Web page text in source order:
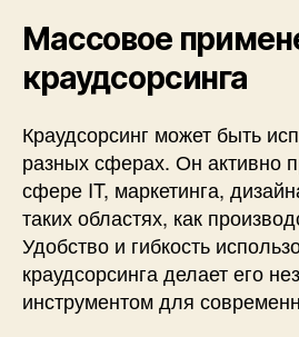
Массовое
краудсорсинга
Краудсорсинг может быть
разных сферах. Он активно
сфере IT, маркетинга,
таких областях, как
Удобство и гибкость
краудсорсинга делает его
инструментом для